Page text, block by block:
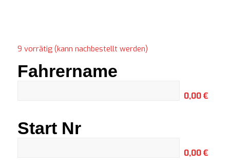
9 vorrätig (kann nachbestellt werden)
Fahrername
0,00 €
Start Nr
0,00 €